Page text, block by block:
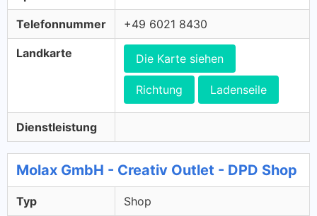
Telefonnummer +49 6021 8430
Landkarte Die Karte siehen
Richtung Ladenseile
Dienstleistung
Molax GmbH - Creativ Outlet - DPD Shop
Typ Shop